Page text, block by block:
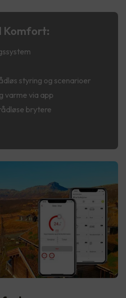
Komfort:
styring og scenarioer
varme via app
brytere